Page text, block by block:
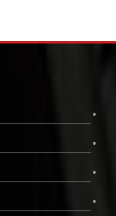
+
+
+
+